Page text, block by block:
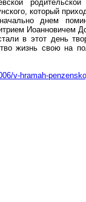
который
днем
Иоанновичем
в этот день
жизнь свою на
v-hramah-